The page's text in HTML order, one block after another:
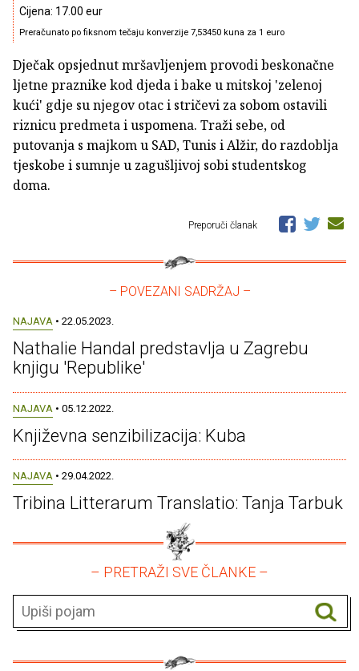
Cijena: 17.00 eur
Preračunato po fiksnom tečaju konverzije 7,53450 kuna za 1 euro
Dječak opsjednut mršavljenjem provodi beskonačne
ljetne praznike kod djeda i bake u mitskoj 'zelenoj
kući' gdje su njegov otac i stričevi za sobom ostavili
riznicu predmeta i uspomena. Traži sebe, od
putovanja s majkom u SAD, Tunis i Alžir, do razdoblja
tjeskobe i sumnje u zagušljivoj sobi studentskog
doma.
Preporuči članak
– POVEZANI SADRŽAJ –
NAJAVA • 22.05.2023.
Nathalie Handal predstavlja u Zagrebu
knjigu 'Republike'
NAJAVA • 05.12.2022.
Književna senzibilizacija: Kuba
NAJAVA • 29.04.2022.
Tribina Litterarum Translatio: Tanja Tarbuk
– PRETRAŽI SVE ČLANKE –